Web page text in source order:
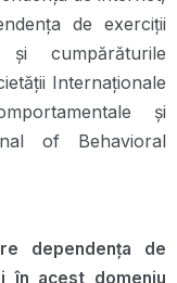
de exerciții
cumpărăturile
Internaționale
și
of Behavioral
dependența de
în acest domeniu